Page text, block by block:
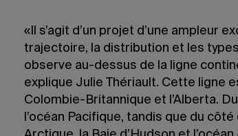
«Il s’agit d’un projet d’une ampleur
trajectoire, la distribution et les
observe au-dessus de la ligne
explique Julie Thériault. Cette ligne
Colombie-Britannique et l’Alberta.
l’océan Pacifique, tandis que du côté